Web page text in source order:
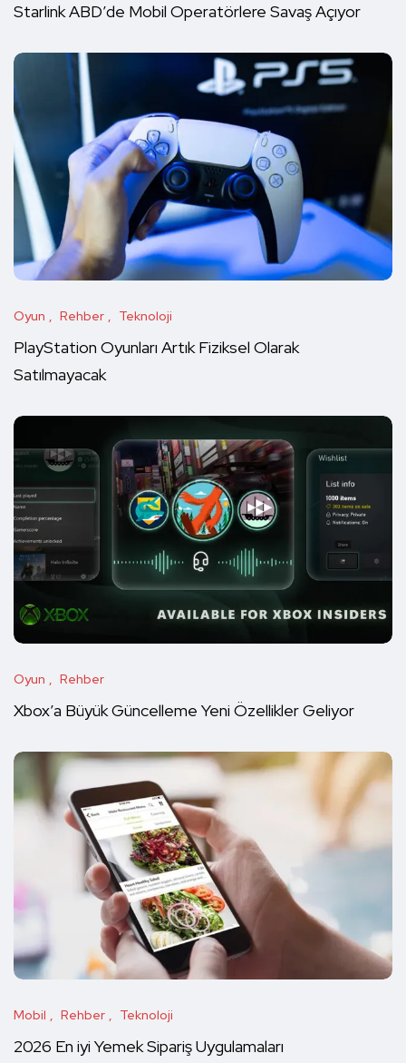
Starlink ABD’de Mobil Operatörlere Savaş Açıyor
Oyun Rehber Teknoloji
PlayStation Oyunları Artık Fiziksel Olarak
Satılmayacak
Oyun Rehber
Xbox’a Büyük Güncelleme Yeni Özellikler Geliyor
Mobil Rehber Teknoloji
2026 En iyi Yemek Sipariş Uygulamaları